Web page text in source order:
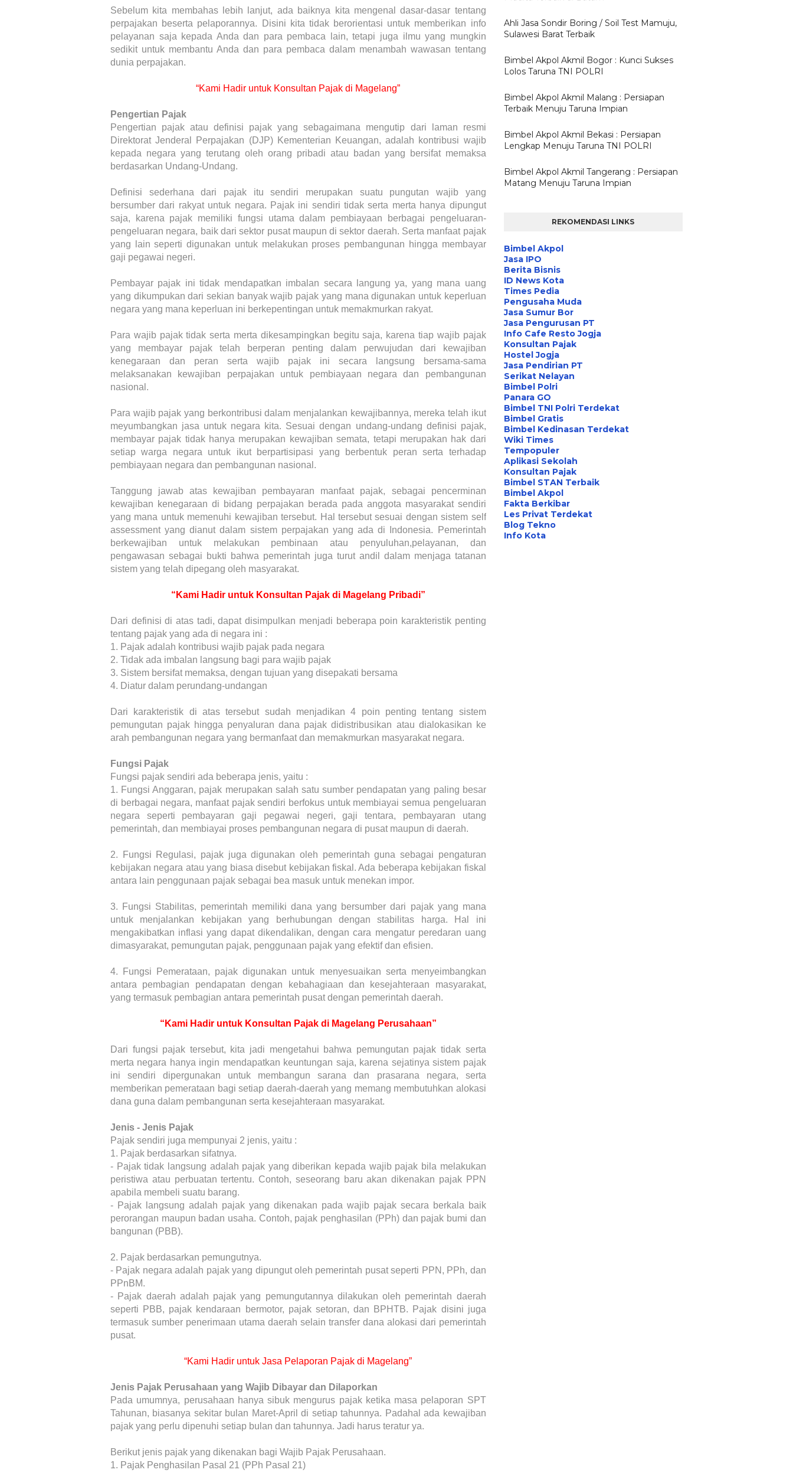
Sebelum kita membahas lebih lanjut, ada baiknya kita mengenal dasar-dasar tentang
perpajakan beserta pelaporannya. Disini kita tidak berorientasi untuk memberikan info
pelayanan saja kepada Anda dan para pembaca lain, tetapi juga ilmu yang mungkin
sedikit untuk membantu Anda dan para pembaca dalam menambah wawasan tentang
dunia perpajakan.
“Kami Hadir untuk Konsultan Pajak di Magelang”
Pengertian Pajak
Pengertian pajak atau definisi pajak yang sebagaimana mengutip dari laman resmi
Direktorat Jenderal Perpajakan (DJP) Kementerian Keuangan, adalah kontribusi wajib
kepada negara yang terutang oleh orang pribadi atau badan yang bersifat memaksa
berdasarkan Undang-Undang.
Definisi sederhana dari pajak itu sendiri merupakan suatu pungutan wajib yang
bersumber dari rakyat untuk negara. Pajak ini sendiri tidak serta merta hanya dipungut
saja, karena pajak memiliki fungsi utama dalam pembiayaan berbagai pengeluaran-
pengeluaran negara, baik dari sektor pusat maupun di sektor daerah. Serta manfaat pajak
yang lain seperti digunakan untuk melakukan proses pembangunan hingga membayar
gaji pegawai negeri.
Pembayar pajak ini tidak mendapatkan imbalan secara langung ya, yang mana uang
yang dikumpukan dari sekian banyak wajib pajak yang mana digunakan untuk keperluan
negara yang mana keperluan ini berkepentingan untuk memakmurkan rakyat.
Para wajib pajak tidak serta merta dikesampingkan begitu saja, karena tiap wajib pajak
yang membayar pajak telah berperan penting dalam perwujudan dari kewajiban
kenegaraan dan peran serta wajib pajak ini secara langsung bersama-sama
melaksanakan kewajiban perpajakan untuk pembiayaan negara dan pembangunan
nasional.
Para wajib pajak yang berkontribusi dalam menjalankan kewajibannya, mereka telah ikut
meyumbangkan jasa untuk negara kita. Sesuai dengan undang-undang definisi pajak,
membayar pajak tidak hanya merupakan kewajiban semata, tetapi merupakan hak dari
setiap warga negara untuk ikut berpartisipasi yang berbentuk peran serta terhadap
pembiayaan negara dan pembangunan nasional.
Tanggung jawab atas kewajiban pembayaran manfaat pajak, sebagai pencerminan
kewajiban kenegaraan di bidang perpajakan berada pada anggota masyarakat sendiri
yang mana untuk memenuhi kewajiban tersebut. Hal tersebut sesuai dengan sistem self
assessment yang dianut dalam sistem perpajakan yang ada di Indonesia. Pemerintah
berkewajiban untuk melakukan pembinaan atau penyuluhan,pelayanan, dan
pengawasan sebagai bukti bahwa pemerintah juga turut andil dalam menjaga tatanan
sistem yang telah dipegang oleh masyarakat.
“Kami Hadir untuk Konsultan Pajak di Magelang Pribadi”
Dari definisi di atas tadi, dapat disimpulkan menjadi beberapa poin karakteristik penting
tentang pajak yang ada di negara ini :
1. Pajak adalah kontribusi wajib pajak pada negara
2. Tidak ada imbalan langsung bagi para wajib pajak
3. Sistem bersifat memaksa, dengan tujuan yang disepakati bersama
4. Diatur dalam perundang-undangan
Dari karakteristik di atas tersebut sudah menjadikan 4 poin penting tentang sistem
pemungutan pajak hingga penyaluran dana pajak didistribusikan atau dialokasikan ke
arah pembangunan negara yang bermanfaat dan memakmurkan masyarakat negara.
Fungsi Pajak
Fungsi pajak sendiri ada beberapa jenis, yaitu :
1. Fungsi Anggaran, pajak merupakan salah satu sumber pendapatan yang paling besar
di berbagai negara, manfaat pajak sendiri berfokus untuk membiayai semua pengeluaran
negara seperti pembayaran gaji pegawai negeri, gaji tentara, pembayaran utang
pemerintah, dan membiayai proses pembangunan negara di pusat maupun di daerah.
2.
Fungsi Regulasi, pajak juga digunakan oleh pemerintah guna sebagai pengaturan
kebijakan negara atau yang biasa disebut kebijakan fiskal. Ada beberapa kebijakan fiskal
antara lain penggunaan pajak sebagai bea masuk untuk menekan impor.
3.
Fungsi Stabilitas, pemerintah memiliki dana yang bersumber dari pajak yang mana
untuk menjalankan kebijakan yang berhubungan dengan stabilitas harga. Hal ini
mengakibatkan inflasi yang dapat dikendalikan, dengan cara mengatur peredaran uang
dimasyarakat, pemungutan pajak, penggunaan pajak yang efektif dan efisien.
4.
Fungsi Pemerataan, pajak digunakan untuk menyesuaikan serta menyeimbangkan
antara pembagian pendapatan dengan kebahagiaan dan kesejahteraan masyarakat,
yang termasuk pembagian antara pemerintah pusat dengan pemerintah daerah.
“Kami Hadir untuk Konsultan Pajak di Magelang Perusahaan”
Dari fungsi pajak tersebut, kita jadi mengetahui bahwa pemungutan pajak tidak serta
merta negara hanya ingin mendapatkan keuntungan saja, karena sejatinya sistem pajak
ini sendiri dipergunakan untuk membangun sarana dan prasarana negara, serta
memberikan pemerataan bagi setiap daerah-daerah yang memang membutuhkan alokasi
dana guna dalam pembangunan serta kesejahteraan masyarakat.
Jenis - Jenis Pajak
Pajak sendiri juga mempunyai 2 jenis, yaitu :
1. Pajak berdasarkan sifatnya.
- Pajak tidak langsung adalah pajak yang diberikan kepada wajib pajak bila melakukan
peristiwa atau perbuatan tertentu. Contoh, seseorang baru akan dikenakan pajak PPN
apabila membeli suatu barang.
- Pajak langsung adalah pajak yang dikenakan pada wajib pajak secara berkala baik
perorangan maupun badan usaha. Contoh, pajak penghasilan (PPh) dan pajak bumi dan
bangunan (PBB).
2. Pajak berdasarkan pemungutnya.
- Pajak negara adalah pajak yang dipungut oleh pemerintah pusat seperti PPN, PPh, dan
PPnBM.
- Pajak daerah adalah pajak yang pemungutannya dilakukan oleh pemerintah daerah
seperti PBB, pajak kendaraan bermotor, pajak setoran, dan BPHTB. Pajak disini juga
termasuk sumber penerimaan utama daerah selain transfer dana alokasi dari pemerintah
pusat.
“Kami Hadir untuk Jasa Pelaporan Pajak di Magelang”
Jenis Pajak Perusahaan yang Wajib Dibayar dan Dilaporkan
Pada umumnya, perusahaan hanya sibuk mengurus pajak ketika masa pelaporan SPT
Tahunan, biasanya sekitar bulan Maret-April di setiap tahunnya. Padahal ada kewajiban
pajak yang perlu dipenuhi setiap bulan dan tahunnya. Jadi harus teratur ya.
Berikut jenis pajak yang dikenakan bagi Wajib Pajak Perusahaan.
1. Pajak Penghasilan Pasal 21 (PPh Pasal 21)
Ahli Jasa Sondir Boring / Soil Test Mamuju,
Sulawesi Barat Terbaik
Bimbel Akpol Akmil Bogor : Kunci Sukses
Lolos Taruna TNI POLRI
Bimbel Akpol Akmil Malang : Persiapan
Terbaik Menuju Taruna Impian
Bimbel Akpol Akmil Bekasi : Persiapan
Lengkap Menuju Taruna TNI POLRI
Bimbel Akpol Akmil Tangerang : Persiapan
Matang Menuju Taruna Impian
REKOMENDASI LINKS
Bimbel Akpol
Jasa IPO
Berita Bisnis
ID News Kota
Times Pedia
Pengusaha Muda
Jasa Sumur Bor
Jasa Pengurusan PT
Info Cafe Resto Jogja
Konsultan Pajak
Hostel Jogja
Jasa Pendirian PT
Serikat Nelayan
Bimbel Polri
Panara GO
Bimbel TNI Polri Terdekat
Bimbel Gratis
Bimbel Kedinasan Terdekat
Wiki Times
Tempopuler
Aplikasi Sekolah
Konsultan Pajak
Bimbel STAN Terbaik
Bimbel Akpol
Fakta Berkibar
Les Privat Terdekat
Blog Tekno
Info Kota